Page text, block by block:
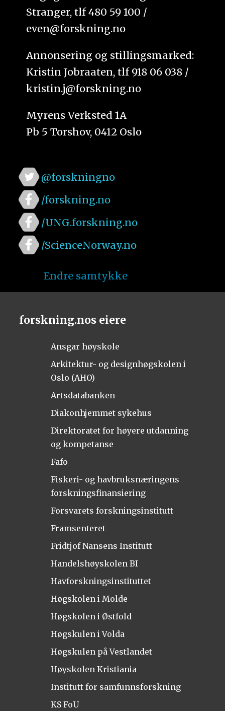
Stranger, tlf 480 59 100 /
even@forskning.no
Annonsering og stillingsmarked:
Kristin Jobraaten, tlf 918 06 038 /
kristin.j@forskning.no
Myrens Verksted 1A
Pb 5 Torshov, 0412 Oslo
@forskningno
/forskning.no
/UNG.forskning.no
/ScienceNorway.no
Endre samtykke
forskning.nos eiere
Ansgar høyskole
Arkitektur- og designhøgskolen i
Oslo (AHO)
Artsdatabanken
Diakonhjemmet sykehus
Direktoratet for høyere utdanning
og kompetanse
Fafo
Fiskeri- og havbruksnæringens
forskningsfinansiering
Forsvarets forskningsinstitutt
Framsenteret
Fridtjof Nansens Institutt
Handelshøyskolen BI
Havforskningsinstituttet
Høgskolen i Molde
Høgskolen i Østfold
Høgskulen i Volda
Høgskulen på Vestlandet
Høyskolen Kristiania
Institutt for samfunnsforskning
KS FoU